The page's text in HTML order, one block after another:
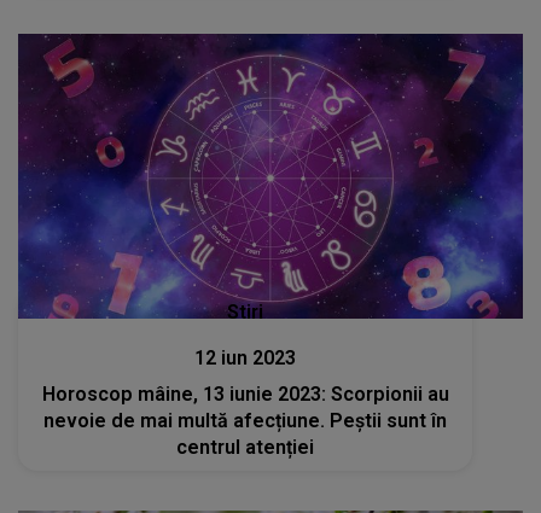
Stiri
12 iun 2023
Horoscop mâine, 13 iunie 2023: Scorpionii au
nevoie de mai multă afecțiune. Peștii sunt în
centrul atenției